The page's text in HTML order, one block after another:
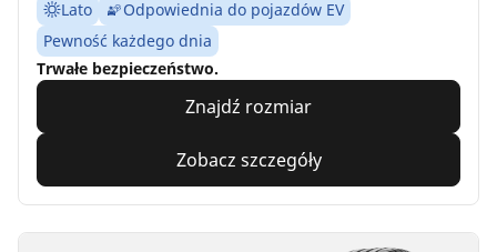
Lato
Odpowiednia do pojazdów EV
Pewność każdego dnia
Trwałe bezpieczeństwo.
Znajdź rozmiar
Zobacz szczegóły